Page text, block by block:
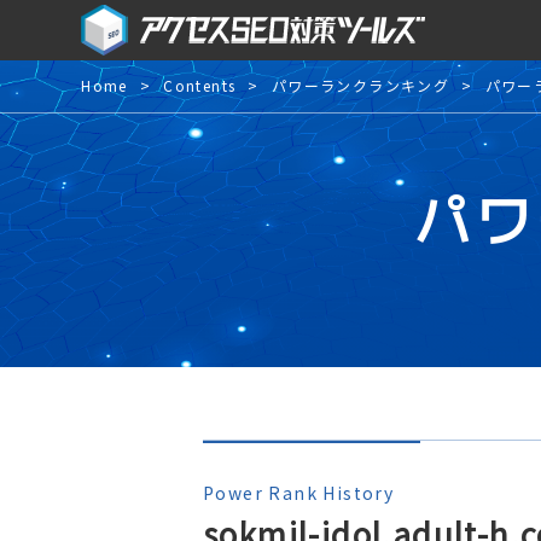
Home Contents パワーランクランキング パワー
パ
Power Rank History